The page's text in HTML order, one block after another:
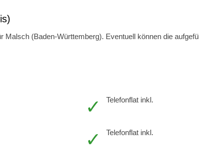
Malsch (Baden-Württemberg). Eventuell können die
Telefonflat inkl.
Telefonflat inkl.